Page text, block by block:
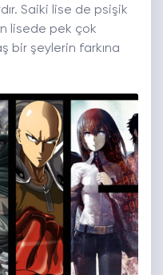
Saiki lise de psişik
lisede pek çok
bir şeylerin farkına